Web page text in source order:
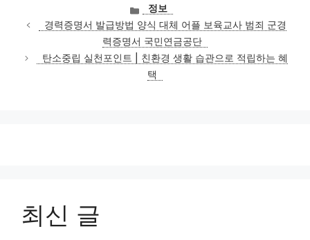
카
테
고
리
정보
경력증명서 발급방법 양식 대체 어플 보육교사 범죄 군경
력증명서 국민연금공단
탄소중립 실천포인트 | 친환경 생활 습관으로 적립하는 혜
택
최신 글